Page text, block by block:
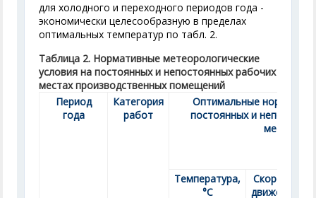
для холодного и переходного периодов года -
экономически целесообразную в пределах
оптимальных температур по табл. 2.
Таблица 2. Нормативные метеорологические
условия на постоянных и непостоянных рабочих
местах производственных помещений
Период
года
Категория
работ
Оптимальные нормы для
постоянных и
местах
Температура,
°С
Скорость
движения,